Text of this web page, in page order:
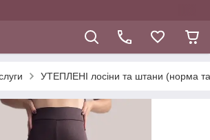
УТЕПЛЕНІ лосіни та штани (норма